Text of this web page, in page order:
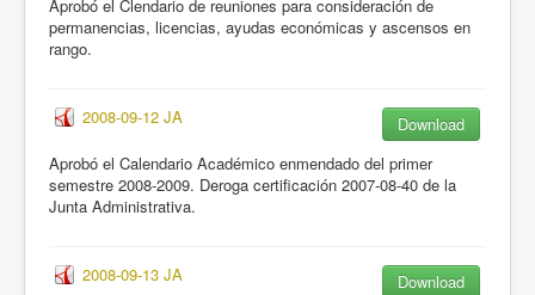
Aprobó el Clendario de reuniones para consideración de
permanencias, licencias, ayudas económicas y ascensos en
rango.
2008-09-12 JA
Download
Aprobó el Calendario Académico enmendado del primer
semestre 2008-2009. Deroga certificación 2007-08-40 de la
Junta Administrativa.
2008-09-13 JA
Download